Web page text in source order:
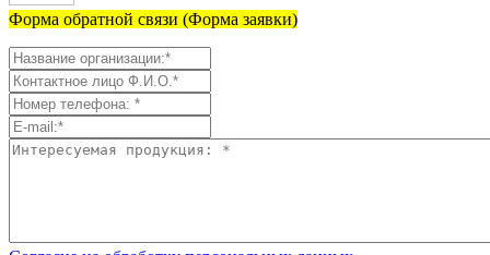
Форма обратной связи (Форма заявки)